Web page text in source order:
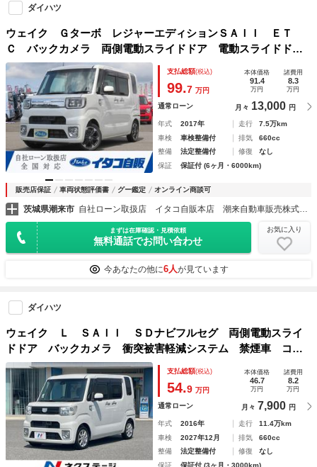
ダイハツ
ウェイク Ｇターボ レジャーエディションＳＡＩＩ ＥＴ
Ｃ バックカメラ 両側電動スライドドア 電動スライドド
ア ナビ ＴＶ クリアランスソナー 衝突被害軽減システ
ム オートライト ＬＥＤヘッドランプ スマートキー アイ
ドリングストップ 電動格納ミラー
支払総額(税込)
99.7 万円
本体価格
91.4
万円
諸費用
8.3
万円
通常ローン 月々 13,000 円
年式 2017年 走行
7.5万km
車検
車検整備付 排気
660cc
整備
法定整備付 修復
なし
保証
保証付 (6ヶ月・6000km)
販売店保証 車両状態評価書 グー鑑定 オンライン商談可
茨城県潮来市
まずは在庫確認・見積依頼
無料通話でお問い合わせ
お気に入り
今あなたの他に6人が見ています
ダイハツ
ウェイク Ｌ ＳＡＩＩ ＳＤナビフルセグ 両側電動スライ
ドドア バックカメラ 衝突被害軽減システム 禁煙車 コー
ナーセンサー スマートキー ＬＥＤヘッド 純正１４インチ
アルミ オートライト オートエアコン Ｂｌｕｅｔｏｏｔｈ
支払総額(税込)
54.9 万円
本体価格
46.7
万円
諸費用
8.2
万円
通常ローン 月々 7,900 円
年式 2016年 走行
11.4万km
車検
2027年12月 排気
660cc
整備
法定整備付 修復
なし
保証
保証付 (3ヶ月・3000km)